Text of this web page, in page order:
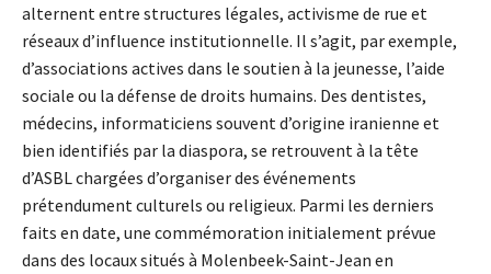
alternent entre structures légales, activisme de rue et
réseaux d’influence institutionnelle. Il s’agit, par exemple,
d’associations actives dans le soutien à la jeunesse, l’aide
sociale ou la défense de droits humains. Des dentistes,
médecins, informaticiens souvent d’origine iranienne et
bien identifiés par la diaspora, se retrouvent à la tête
d’ASBL chargées d’organiser des événements
prétendument culturels ou religieux. Parmi les derniers
faits en date, une commémoration initialement prévue
dans des locaux situés à Molenbeek-Saint-Jean en